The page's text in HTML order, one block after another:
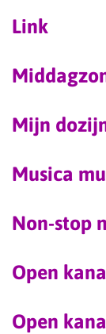
Link
Mijn
Musica
Non-stop
Open
Open